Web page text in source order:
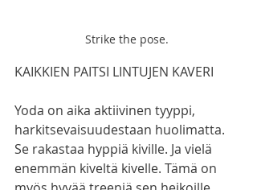
Strike the pose.
KAIKKIEN PAITSI LINTUJEN KAVERI
Yoda on aika aktiivinen tyyppi,
harkitsevaisuudestaan huolimatta.
Se rakastaa hyppiä kiville. Ja vielä
enemmän kiveltä kivelle. Tämä on